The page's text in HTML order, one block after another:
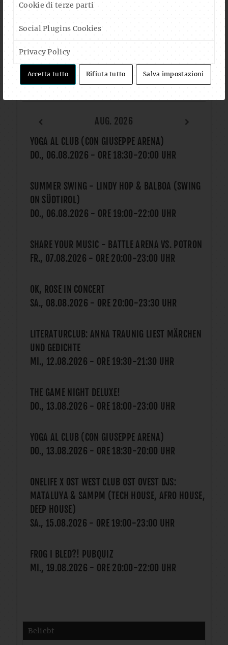
Cookie di terze parti
Social Plugins Cookies
Privacy Policy
Accetta tutto Rifiuta tutto Salva impostazioni
FOLLOW US ON FACEBOOK
AUG. 2026
YOGA AL CLUB (CON GIUSEPPE ARENA)
DO., 06.08.2026 - ORE 18:30-20:00 UHR
SUMMER SWING - LINDY HOP & BALBOA (SWING
ON SÜDTIROL)
DO., 06.08.2026 - ORE 19:00-22:00 UHR
SHARE YOUR MUSIC - BATTLE ARENA VS. POTRON
FR., 07.08.2026 - ORE 20:00-23:00 UHR
OK, ROSE IN CONCERT
SA., 08.08.2026 - ORE 20:00-23:30 UHR
LITERATURCLUB: ANNA TRAUNIG LIEST MÄRCHEN
UND GEDICHTE
MI., 12.08.2026 - ORE 19:30-21:30 UHR
THE GAME NIGHT DELUXE!
DO., 13.08.2026 - ORE 18:00-23:00 UHR
YOGA AL CLUB (CON GIUSEPPE ARENA)
DO., 13.08.2026 - ORE 18:30-20:00 UHR
ONELIFE X OST WEST CLUB OST OVEST DJS:
MATALUYA & SAMPM (TECH HOUSE, AFRO HOUSE,
DEEP HOUSE)
SA., 15.08.2026 - ORE 19:00-23:00 UHR
FROG I BLED?! PUBQUIZ
MI., 19.08.2026 - ORE 20:00-22:00 UHR
Beliebt